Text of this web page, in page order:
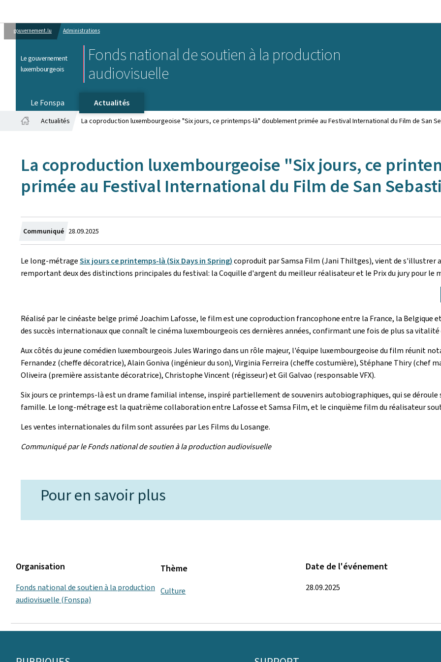
gouvernement.lu Administrations
Le gouvernement
luxembourgeois
Fonds national de soutien à la production
audiovisuelle
Le Fonspa
Actualités
Actualités La coproduction luxembourgeoise "Six jours, ce printemps-là" doublement primée au Festival International du Film de San
La coproduction luxembourgeoise "Six jours, ce
primée au Festival International du Film de San
Communiqué Crée
le
28.09.2025
Le long-métrageSix jours ce printemps-là (Six Days in Spring)coproduit par Samsa Film (Jani Thiltges), vient de s'illustrer
remportant deux des distinctions principales du festival: la Coquille d'argent du meilleur réalisateur et le Prix du jury pour le
Réalisé par le cinéaste belge priméJoachim Lafosse, le film est une coproduction francophone entre la France, la Belgique
des succès internationaux que connaît le cinéma luxembourgeois ces dernières années, confirmant une fois de plus sa
Aux côtés du jeune comédien luxembourgeois Jules Waringo dans un rôle majeur, l'équipe luxembourgeoise du film réunit
Fernandez (cheffe décoratrice), Alain Goniva (ingénieur du son), Virginia Ferreira (cheffe costumière), Stéphane Thiry (chef
Oliveira (première assistante décoratrice), Christophe Vincent (régisseur) et Gil Galvao (responsable VFX).
Six jours ce printemps-là est un drame familial intense, inspiré partiellement de souvenirs autobiographiques, qui se
famille. Le long-métrage est la quatrième collaboration entre Lafosse et Samsa Film, et le cinquième film du réalisateur
Les ventes internationales du film sont assurées par Les Films du Losange.
Communiqué par le Fonds national de soutien à la production audiovisuelle
Pour en savoir plus
Organisation
Fonds national de soutien à la production
audiovisuelle (Fonspa)
Thème
Culture
Date de l'événement
28.09.2025